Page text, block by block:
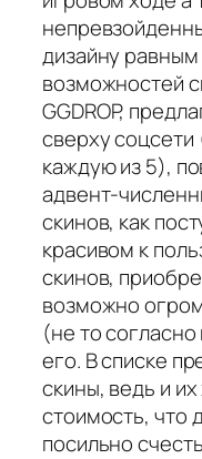
дизайну
возможностей
GGDROP,
сверху
каждую из 5),
адвент-
скинов, как
красивом к
скинов,
возможно
(не то
его. В списке
скины, ведь и
стоимость, что
посильно